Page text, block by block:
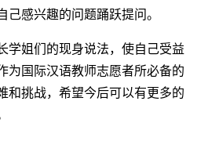
己感兴趣的问题踊跃提问。
姐们的现身说法，使自己受益
为国际汉语教师志愿者所必备的
和挑战，希望今后可以有更多的